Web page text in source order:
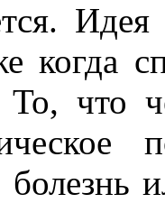
когда
То, что
болезнь